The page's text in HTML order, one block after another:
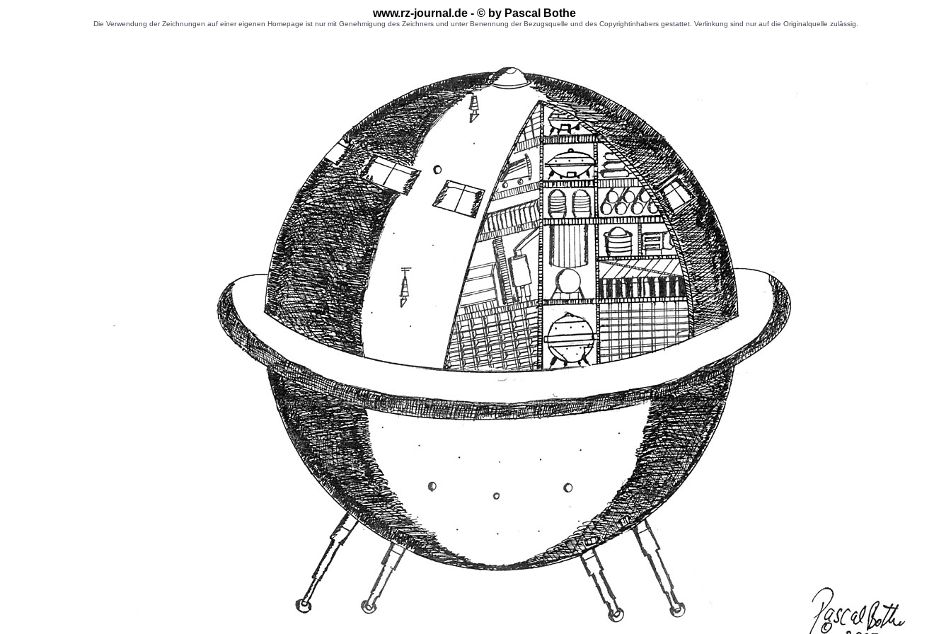
www.rz-journal.de - © by Pascal Bothe
Die Verwendung der Zeichnungen auf einer eigenen Homepage ist nur mit Genehmigung des Zeichners und unter Benennung der Bezugsquelle und des Copyrightinhabers gestattet. Verlinkung sind nur auf die Originalquelle zulässig.